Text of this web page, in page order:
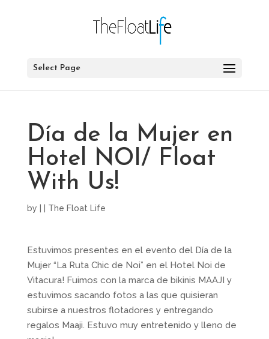
Select Page
Día de la Mujer en
Hotel NOI/ Float
With Us!
by The Float Life
Estuvimos presentes en el evento del Día de la
Mujer “La Ruta Chic de Noi” en el Hotel Noi de
Vitacura! Fuimos con la marca de bikinis MAAJI y
estuvimos sacando fotos a las que quisieran
subirse a nuestros flotadores y entregando
regalos Maaji. Estuvo muy entretenido y lleno de